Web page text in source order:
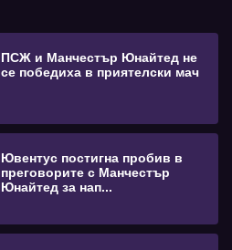
ПСЖ и Манчестър Юнайтед не
се победиха в приятелски мач
Ювентус постигна пробив в
преговорите с Манчестър
Юнайтед за нап...